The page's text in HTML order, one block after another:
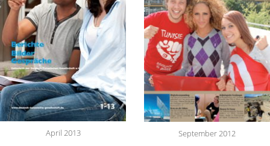
April 2013 September 2012